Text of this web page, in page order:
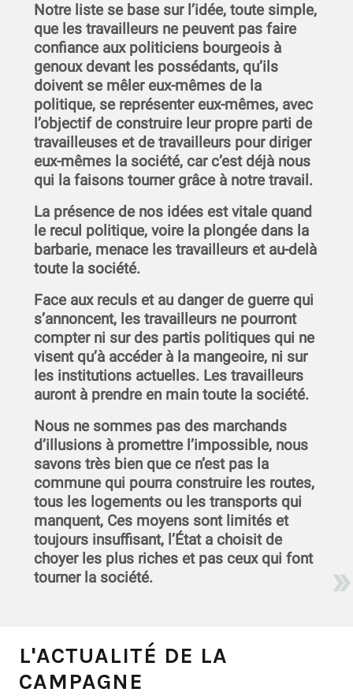
Notre liste se base sur l’idée, toute simple,
que les travailleurs ne peuvent pas faire
confiance aux politiciens bourgeois à
genoux devant les possédants, qu’ils
doivent se mêler eux-mêmes de la
politique, se représenter eux-mêmes, avec
l’objectif de construire leur propre parti de
travailleuses et de travailleurs pour diriger
eux-mêmes la société, car c’est déjà nous
qui la faisons tourner grâce à notre travail.
La présence de nos idées est vitale quand
le recul politique, voire la plongée dans la
barbarie, menace les travailleurs et au-delà
toute la société.
Face aux reculs et au danger de guerre qui
s’annoncent, les travailleurs ne pourront
compter ni sur des partis politiques qui ne
visent qu’à accéder à la mangeoire, ni sur
les institutions actuelles. Les travailleurs
auront à prendre en main toute la société.
Nous ne sommes pas des marchands
d’illusions à promettre l’impossible, nous
savons très bien que ce n’est pas la
commune qui pourra construire les routes,
tous les logements ou les transports qui
manquent, Ces moyens sont limités et
toujours insuffisant, l’État a choisit de
choyer les plus riches et pas ceux qui font
tourner la société.
L'ACTUALITÉ DE LA
CAMPAGNE